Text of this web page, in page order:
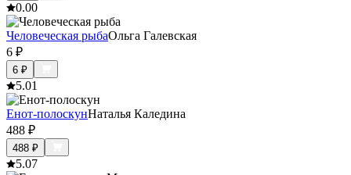
0.00
Человеческая рыбаОльга Галевская
6 ₽
6 ₽
5.01
Енот-полоскунНаталья Каледина
488 ₽
488 ₽
5.07